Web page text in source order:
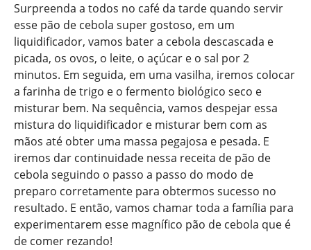
Surpreenda a todos no café da tarde quando servir
esse pão de cebola super gostoso, em um
liquidificador, vamos bater a cebola descascada e
picada, os ovos, o leite, o açúcar e o sal por 2
minutos. Em seguida, em uma vasilha, iremos colocar
a farinha de trigo e o fermento biológico seco e
misturar bem. Na sequência, vamos despejar essa
mistura do liquidificador e misturar bem com as
mãos até obter uma massa pegajosa e pesada. E
iremos dar continuidade nessa receita de pão de
cebola seguindo o passo a passo do modo de
preparo corretamente para obtermos sucesso no
resultado. E então, vamos chamar toda a família para
experimentarem esse magnífico pão de cebola que é
de comer rezando!